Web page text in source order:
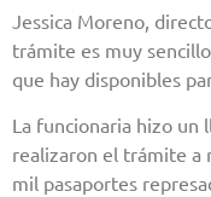
Jessica Moreno,
trámite es muy
que hay disponibles
La funcionaria hizo un
realizaron el trámite a
mil pasaportes